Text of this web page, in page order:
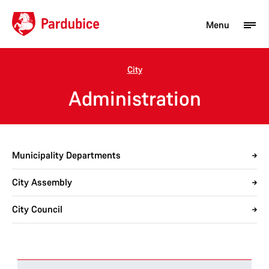
Tourist
Business
City
Administration
Municipality Departments
City Assembly
City Council
Menu